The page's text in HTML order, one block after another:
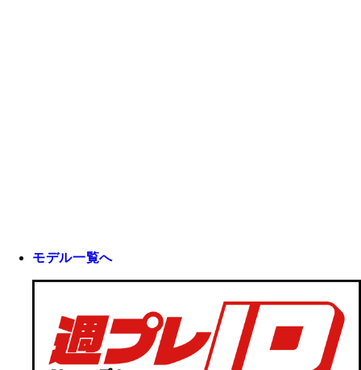
モデル一覧へ